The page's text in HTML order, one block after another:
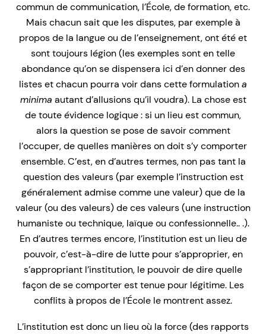
commun de communication, l’École, de formation, etc.
Mais chacun sait que les disputes, par exemple à
propos de la langue ou de l’enseignement, ont été et
sont toujours légion (les exemples sont en telle
abondance qu’on se dispensera ici d’en donner des
listes et chacun pourra voir dans cette formulationa
minima autant d’allusions qu’il voudra). La chose est
de toute évidence logique : si un lieu est commun,
alors la question se pose de savoir comment
l’occuper, de quelles manières on doit s’y comporter
ensemble. C’est, en d’autres termes, non pas tant la
question des valeurs (par exemple l’instruction est
généralement admise comme une valeur) que de la
valeur (ou des valeurs) de ces valeurs (une instruction
humaniste ou technique, laïque ou confessionnelle.. .).
En d’autres termes encore, l’institution est un lieu de
pouvoir, c’est-à-dire de lutte pour s’approprier, en
s’appropriant l’institution, le pouvoir de dire quelle
façon de se comporter est tenue pour légitime. Les
conflits à propos de l’École le montrent assez.
L’institution est donc un lieu où la force (des rapports